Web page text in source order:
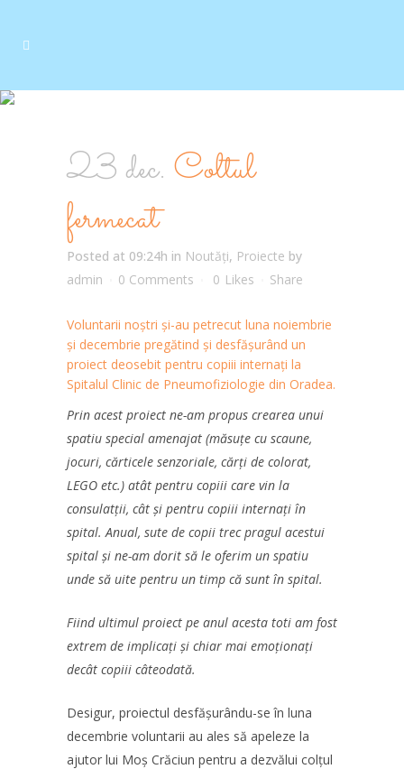
23 dec. Coltul
fermecat
Posted at 09:24h in Noutăți, Proiecte by
admin
0 Comments 0 Likes Share
Voluntarii noștri și-au petrecut luna noiembrie
și decembrie pregătind și desfășurând un
proiect deosebit pentru copiii internați la
Spitalul Clinic de Pneumofiziologie din Oradea.
Prin acest proiect ne-am propus crearea unui
spatiu special amenajat (măsuțe cu scaune,
jocuri, cărticele senzoriale, cărți de colorat,
LEGO etc.) atât pentru copiii care vin la
consulatții, cât și pentru copiii internați în
spital. Anual, sute de copii trec pragul acestui
spital și ne-am dorit să le oferim un spatiu
unde să uite pentru un timp că sunt în spital.
Fiind ultimul proiect pe anul acesta toti am fost
extrem de implicați și chiar mai emoționați
decât copiii câteodată.
Desigur, proiectul desfășurându-se în luna
decembrie voluntarii au ales să apeleze la
ajutor lui Moș Crăciun pentru a dezvălui colțul